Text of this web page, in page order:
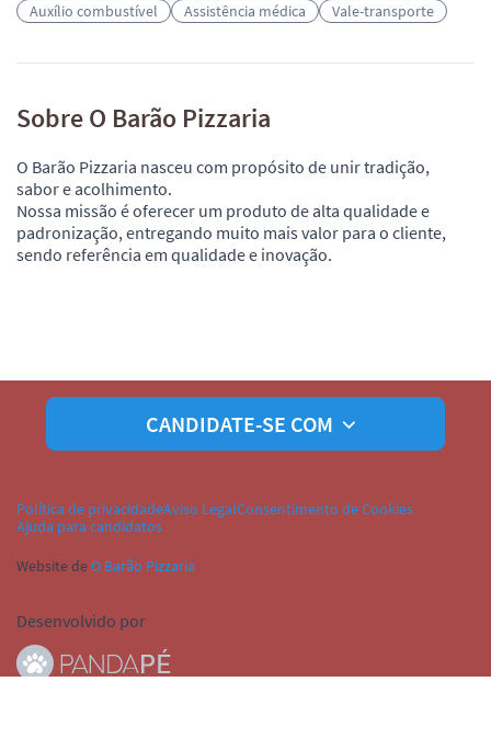
Auxílio combustível
Assistência médica Vale-transporte
Sobre O Barão Pizzaria
O Barão Pizzaria nasceu com propósito de unir tradição,
sabor e acolhimento.
Nossa missão é oferecer um produto de alta qualidade e
padronização, entregando muito mais valor para o cliente,
sendo referência em qualidade e inovação.
CANDIDATE-SE COM
Política de privacidadeAviso LegalConsentimento de Cookies
Ajuda para candidatos
Website deO Barão Pizzaria
Desenvolvido por